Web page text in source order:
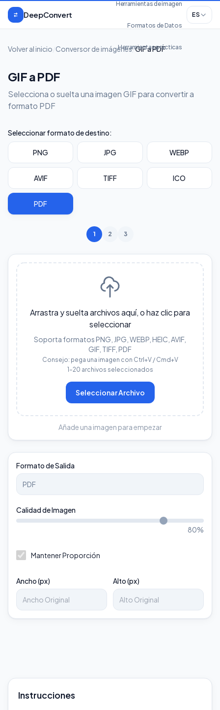
Saltar al contenido
DeepConvert
Herramientas de imagen
Formatos de Datos
Herramientas prácticas
ES
Volver al inicio Conversor de imágenes/GIF a PDF
GIF a PDF
Selecciona o suelta una imagen GIF para convertir a
formato PDF
Seleccionar formato de destino:
PNG JPG WEBP
AVIF TIFF ICO
PDF
1 2 3
Arrastra y suelta archivos aquí, o haz clic para
seleccionar
Soporta formatos PNG, JPG, WEBP, HEIC, AVIF,
GIF, TIFF, PDF
Consejo: pega una imagen con Ctrl+V / Cmd+V
1–20 archivos seleccionados
Seleccionar Archivo
Añade una imagen para empezar
Formato de Salida
Calidad de Imagen
80%
Mantener Proporción
Ancho (px) Alto (px)
Instrucciones